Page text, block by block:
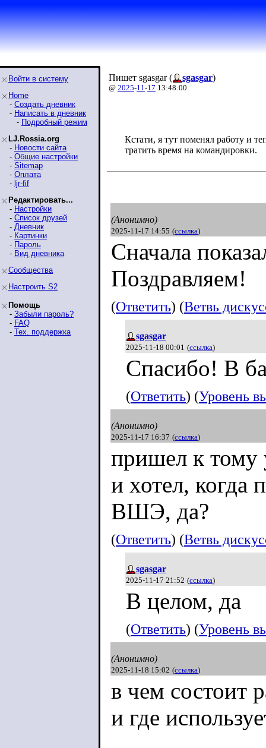
Войти в систему
Home
- Создать дневник
- Написать в дневник
- Подробный режим
LJ.Rossia.org
- Новости сайта
- Общие настройки
- Sitemap
- Оплата
- ljr-fif
Редактировать...
- Настройки
- Список друзей
- Дневник
- Картинки
- Пароль
- Вид дневника
Сообщества
Настроить S2
Помощь
- Забыли пароль?
- FAQ
- Тех. поддержка
Пишет sgasgar ( sgasgar)
@ 2025-11-17 13:48:00
Кстати, я тут поменял работу и
тратить время на командировки.
(Анонимно)
2025-11-17 14:55 (ссылка)
Сначала
Поздравляем!
(Ответить) (Ветвь
sgasgar
2025-11-18 00:01 (ссылка)
Спасибо! В
(Ответить) (Уровень
(Анонимно)
2025-11-17 16:37 (ссылка)
пришел к тому
и хотел, когда
ВШЭ, да?
(Ответить) (Ветвь
sgasgar
2025-11-17 21:52 (ссылка)
В целом, да
(Ответить) (Уровень
(Анонимно)
2025-11-18 15:02 (ссылка)
в чем состоит
и где